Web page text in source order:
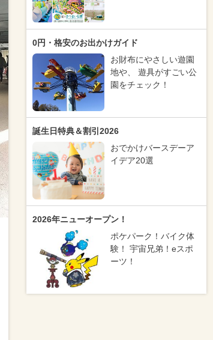
0円・格安のお出かけガイド
お財布にやさしい遊園
地や、 遊具がすごい公
園をチェック！
誕生日特典＆割引2026
おでかけバースデーア
イデア20選
2026年ニューオープン！
ポケパーク！バイク体
験！ 宇宙兄弟！eスポ
ーツ！